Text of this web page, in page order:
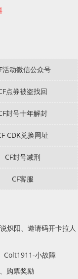
活动微信公众号
点券被盗找回
封号十年解封
CDK兑换网址
CF封号减刑
CF客服
炽阳、邀请码开卡拉人
Colt1911-小故障
购票奖励